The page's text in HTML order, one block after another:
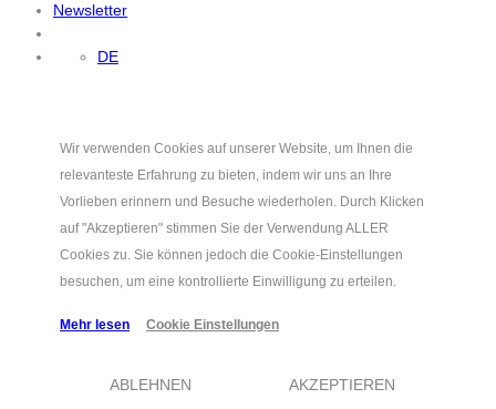
Newsletter
DE
Wir verwenden Cookies auf unserer Website, um Ihnen die
relevanteste Erfahrung zu bieten, indem wir uns an Ihre
Vorlieben erinnern und Besuche wiederholen. Durch Klicken
auf "Akzeptieren" stimmen Sie der Verwendung ALLER
Cookies zu. Sie können jedoch die Cookie-Einstellungen
besuchen, um eine kontrollierte Einwilligung zu erteilen.
Mehr lesen Cookie Einstellungen
ABLEHNEN AKZEPTIEREN